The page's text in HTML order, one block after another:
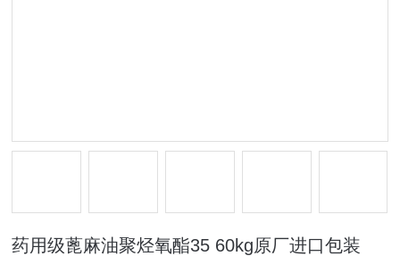
药用级蓖麻油聚烃氧酯35 60kg原厂进口包装